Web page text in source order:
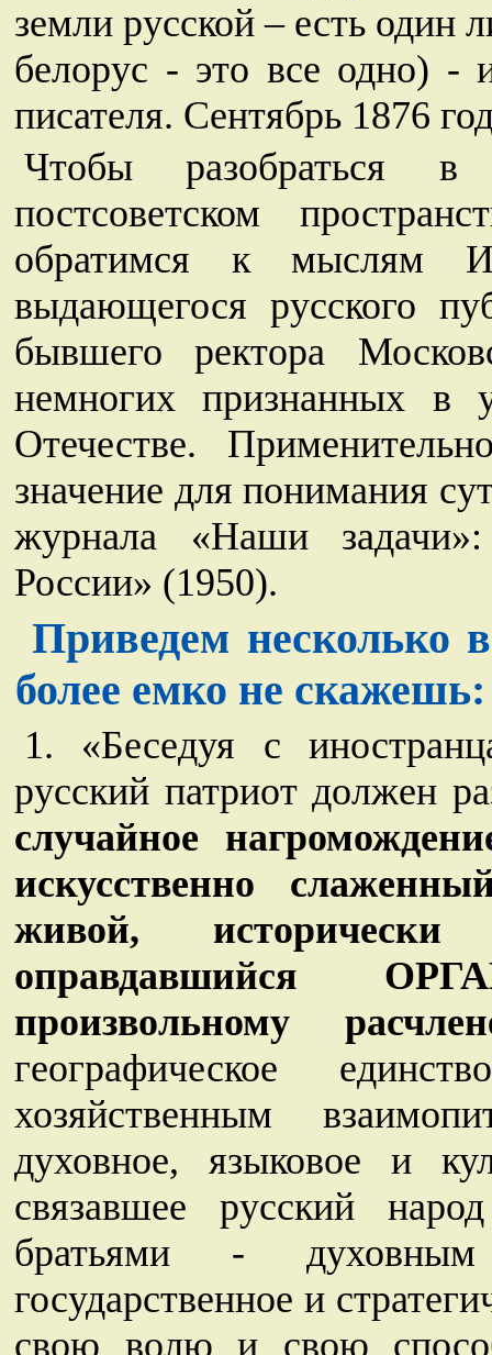
земли русской – есть один
белорус - это все одно) -
писателя. Сентябрь 1876
Чтобы разобраться
постсоветском
обратимся к мыслям
выдающегося русского
бывшего ректора
немногих признанных в
Отечестве.
значение для понимания
журнала «Наши
России» (1950).
Приведем несколько
более емко не скажешь:
1. «Беседуя с
русский патриот должен
случайное
искусственно
живой,
оправдавшийся
произвольному
географическое
хозяйственным
духовное, языковое и
связавшее русский
братьями -
государственное и
свою волю и свою